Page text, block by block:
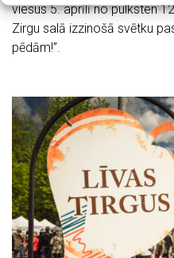
viesus 5. aprīlī no pulksten
Zirgu salā izzinošā svētku
pēdām!”.